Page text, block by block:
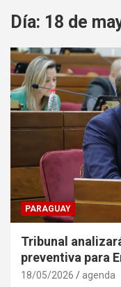
Día: 18 de
PARAGUAY
Tribunal
preventiva para
18/05/2026 agenda